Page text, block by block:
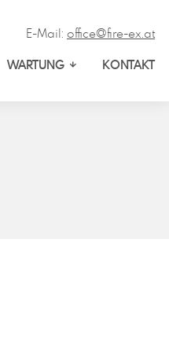
E-Mail: office@fire-ex.at
WARTUNG KONTAKT